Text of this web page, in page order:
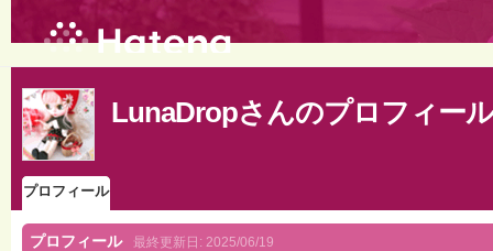
LunaDropさんのプロフィール
プロフィール
プロフィール 最終更新日: 2025/06/19